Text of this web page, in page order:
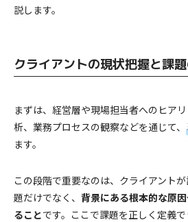
説します。
クライアントの現状把握と課
まずは、経営層や現場担当者へのヒア
析、業務プロセスの観察などを通じて、
ます。
この段階で重要なのは、クライアント
題だけでなく、 背景にある根本的な原
ることです。ここで課題を正しく定義